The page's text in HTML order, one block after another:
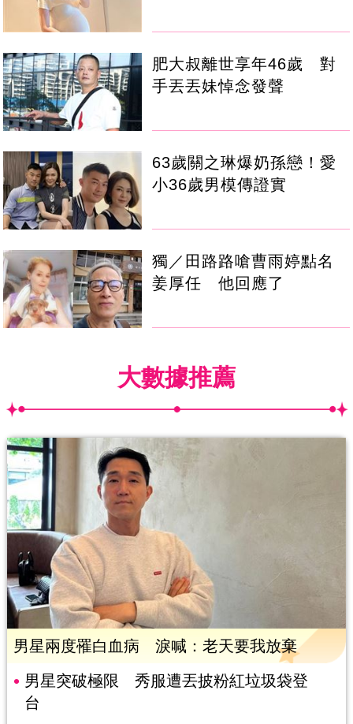
肥大叔離世享年46歲 對
手丟丟妹悼念發聲
63歲關之琳爆奶孫戀！愛
小36歲男模傳證實
獨／田路路嗆曹雨婷點名
姜厚任 他回應了
大數據推薦
男星兩度罹白血病 淚喊：老天要我放棄
男星突破極限 秀服遭丟披粉紅垃圾袋登
台